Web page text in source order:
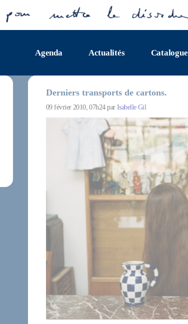
Agenda Actualités Catalogue
Derniers transports de cartons.
09 février 2010, 07h24 par Isabelle Gil